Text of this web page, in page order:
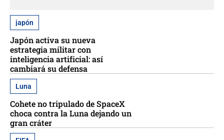
japón
Japón activa su nueva
estrategia militar con
inteligencia artificial: así
cambiará su defensa
Luna
Cohete no tripulado de SpaceX
choca contra la Luna dejando un
gran cráter